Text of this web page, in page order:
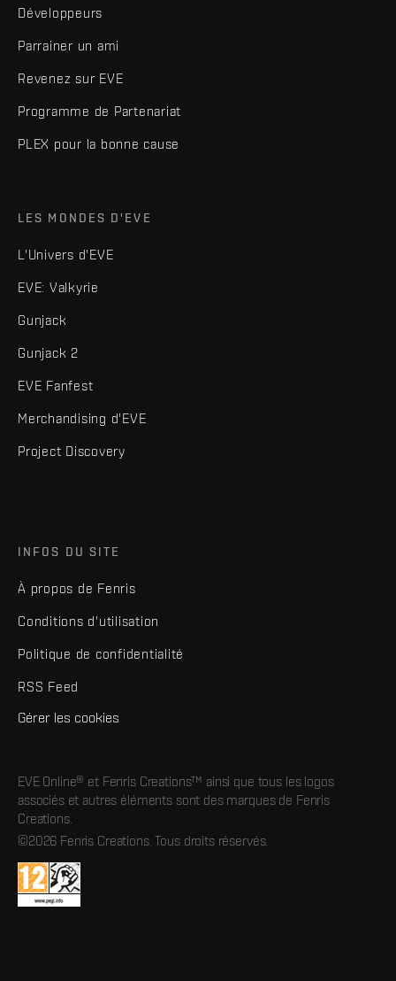
Développeurs
Parrainer un ami
Revenez sur EVE
Programme de Partenariat
PLEX pour la bonne cause
LES MONDES D'EVE
L'Univers d'EVE
EVE: Valkyrie
Gunjack
Gunjack 2
EVE Fanfest
Merchandising d'EVE
Project Discovery
INFOS DU SITE
À propos de Fenris
Conditions d'utilisation
Politique de confidentialité
RSS Feed
Gérer les cookies
EVE Online® et Fenris Creations™ ainsi que tous les logos
associés et autres éléments sont des marques de Fenris
Creations.
©2026 Fenris Creations. Tous droits réservés.